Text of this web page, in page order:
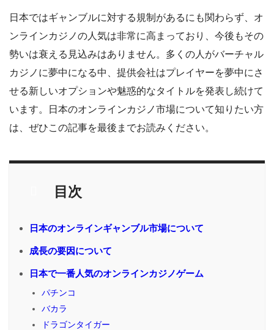
日本ではギャンブルに対する規制があるにも関わらず、オ
ンラインカジノの人気は非常に高まっており、今後もその
勢いは衰える見込みはありません。多くの人がバーチャル
カジノに夢中になる中、提供会社はプレイヤーを夢中にさ
せる新しいオプションや魅惑的なタイトルを発表し続けて
います。日本のオンラインカジノ市場について知りたい方
は、ぜひこの記事を最後までお読みください。
目次
日本のオンラインギャンブル市場について
成長の要因について
日本で一番人気のオンラインカジノゲーム
パチンコ
バカラ
ドラゴンタイガー